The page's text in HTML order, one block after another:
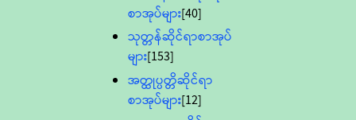
စာအုပ်များ[40]
သုတ္တန်ဆိုင်ရာစာအုပ်
များ[153]
အတ္ထုပ္ပတ္တိဆိုင်ရာ
စာအုပ်များ[12]